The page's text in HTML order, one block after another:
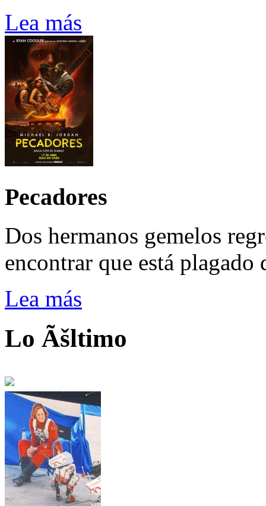
Lea más
Pecadores
Dos hermanos gemelos
encontrar que está
Lea más
Lo Ãšltimo